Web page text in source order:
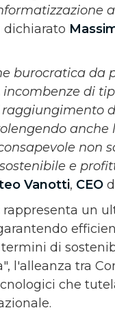
dichiarato
burocratica da
di
raggiungimento
anche
non
e
Vanotti, CEO
rappresenta un
di
l'alleanza tra
che